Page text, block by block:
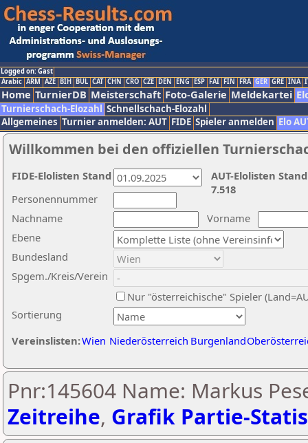
Logged on: Gast
Arabic ARM AZE BIH BUL CAT CHN CRO CZE DEN ENG ESP FAI FIN FRA GER GRE INA
Home TurnierDB Meisterschaft Foto-Galerie Meldekartei
Turnierschach-Elozahl Schnellschach-Elozahl
Allgemeines Turnier anmelden: AUT FIDE Spieler anmelden Elo
Willkommen bei den offiziellen
Nachname
Vorname
Ebene
Sortierung
Personennummer
Bundesland
Spgem./Kreis/Verein
Nur "österreichische" Spieler
Vereinslisten:Wien Niederösterreich Burgenland
AUT-Elolisten
7.518
FIDE-Elolisten Stand
Pnr:145604 Name: Markus
Zeitreihe, Grafik Partie-